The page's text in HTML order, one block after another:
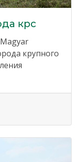
крс
крупного